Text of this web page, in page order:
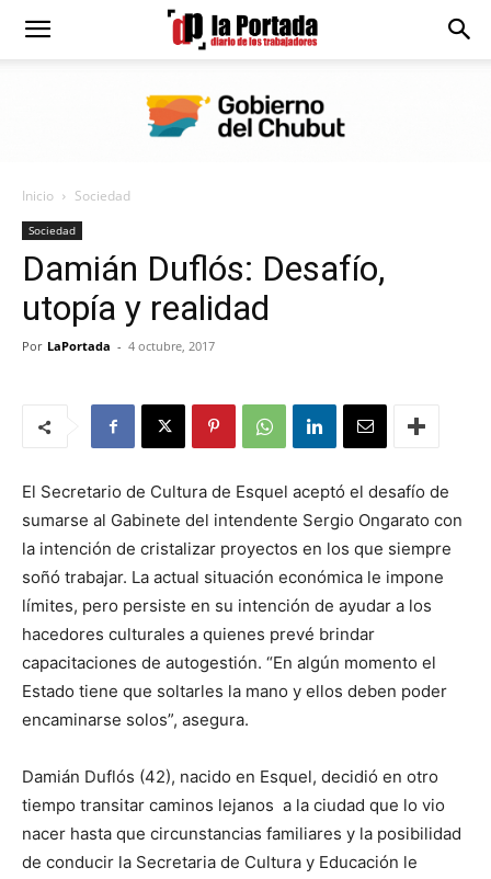
Diario
Portada
Inicio Sociedad
Sociedad
Damián Duflós: Desafío,
utopía y realidad
Por LaPortada - 4 octubre, 2017
El Secretario de Cultura de Esquel aceptó el desafío de
sumarse al Gabinete del intendente Sergio Ongarato con
la intención de cristalizar proyectos en los que siempre
soñó trabajar. La actual situación económica le impone
límites, pero persiste en su intención de ayudar a los
hacedores culturales a quienes prevé brindar
capacitaciones de autogestión. “En algún momento el
Estado tiene que soltarles la mano y ellos deben poder
encaminarse solos”, asegura.
Damián Duflós (42), nacido en Esquel, decidió en otro
tiempo transitar caminos lejanos a la ciudad que lo vio
nacer hasta que circunstancias familiares y la posibilidad
de conducir la Secretaria de Cultura y Educación le